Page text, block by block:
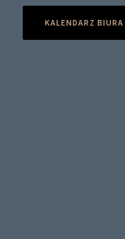
KALENDARZ BIURA